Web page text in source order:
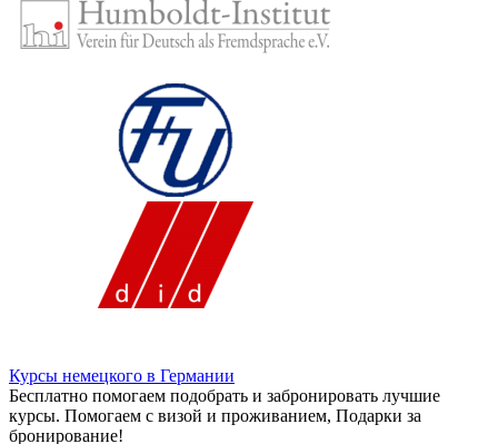
Курсы немецкого в Германии
Бесплатно помогаем подобрать и забронировать лучшие
курсы. Помогаем с визой и проживанием, Подарки за
бронирование!